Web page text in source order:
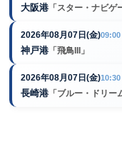
大阪港 「スター・ナビゲ
2026年08月07日(金)09:00
神戸港 「飛鳥III」
2026年08月07日(金)10:30
長崎港 「ブルー・ドリー